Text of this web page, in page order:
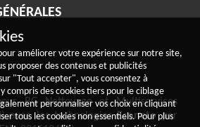
améliorer votre expérience sur notre site,
proposer des contenus et publicités
"Tout accepter", vous consentez à
compris des cookies tiers pour le ciblage
personnaliser vos choix en cliquant
tous les cookies non essentiels. Pour plus
BG Nettoyage et Multiservices
avec les technologiesEconeto par